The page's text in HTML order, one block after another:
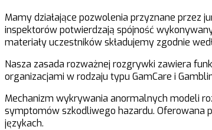
Mamy działające pozwolenia przyznane przez
inspektorów potwierdzają spójność
materiały uczestników składujemy zgodnie
Nasza zasada rozważnej rozgrywki zawiera
organizacjami w rodzaju typu GamCare i
Mechanizm wykrywania anormalnych modeli
symptomów szkodliwego hazardu. Oferowana
językach.